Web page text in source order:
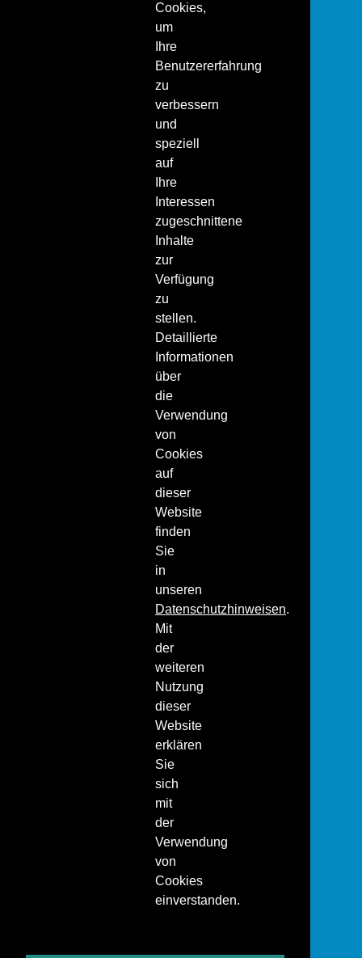
Cookies,
um
Ihre
Benutzererfahrung
zu
verbessern
und
speziell
auf
Ihre
Interessen
zugeschnittene
Inhalte
zur
Verfügung
zu
stellen.
Detaillierte
Informationen
über
die
Verwendung
von
Cookies
auf
dieser
Website
finden
Sie
in
unseren
Datenschutzhinweisen.
Mit
der
weiteren
Nutzung
dieser
Website
erklären
Sie
sich
mit
der
Verwendung
von
Cookies
einverstanden.